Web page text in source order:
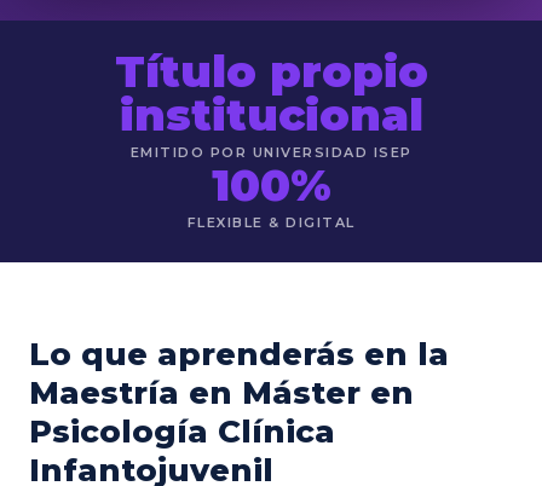
Título propio
institucional
EMITIDO POR UNIVERSIDAD ISEP
100%
FLEXIBLE & DIGITAL
Lo que aprenderás en la
Maestría en Máster en
Psicología Clínica
Infantojuvenil